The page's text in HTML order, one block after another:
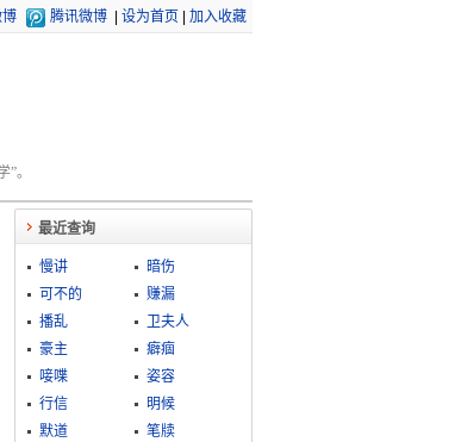
腾讯微博 设为首页 加入收藏
。
最近查询
慢讲
暗伤
可不的
赚漏
播乱
卫夫人
豪主
癖痼
唼喋
姿容
行信
明候
默道
笔牍